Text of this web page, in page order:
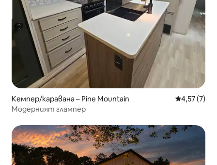
Кемпер/каравана – Pine Mountain Средна
4,57 (7)
Модерният глампер